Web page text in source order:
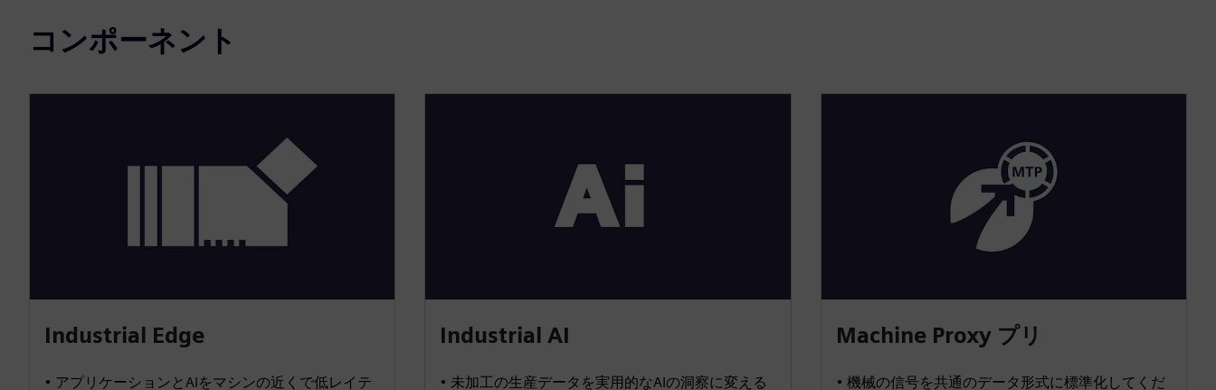
コンポーネント
Industrial Edge
• アプリケーションとAIをマシンの近くで低レイテ
Industrial AI
• 未加工の生産データを実用的なAIの洞察に変える
Machine Proxy プリ
• 機械の信号を共通のデータ形式に標準化してくだ